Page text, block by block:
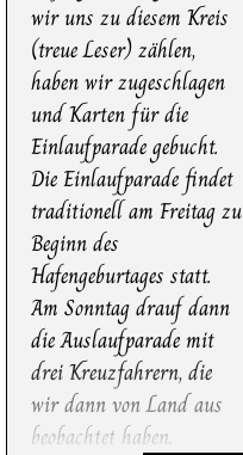
wir uns zu diesem Kreis
(treue Leser) zählen,
haben wir zugeschlagen
und Karten für die
Einlaufparade gebucht.
Die Einlaufparade findet
traditionell am Freitag zu
Beginn des
Hafengeburtages statt.
Am Sonntag drauf dann
die Auslaufparade mit
drei Kreuzfahrern, die
wir dann von Land aus
beobachtet haben.